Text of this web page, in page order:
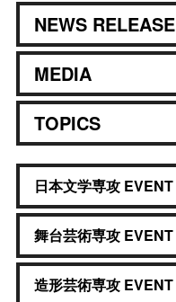
NEWS RELEASE
MEDIA
TOPICS
日本文学専攻 EVENT
舞台芸術専攻 EVENT
造形芸術専攻 EVENT